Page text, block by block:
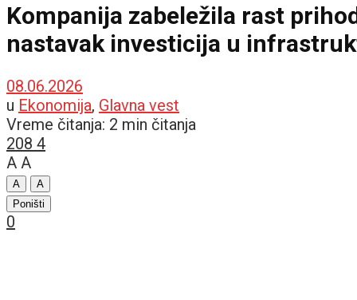
Kompanija zabeležila rast
nastavak investicija u
08.06.2026
u Ekonomija, Glavna vest
Vreme čitanja: 2 min čitanja
208 4
A A
A
A
Poništi
0